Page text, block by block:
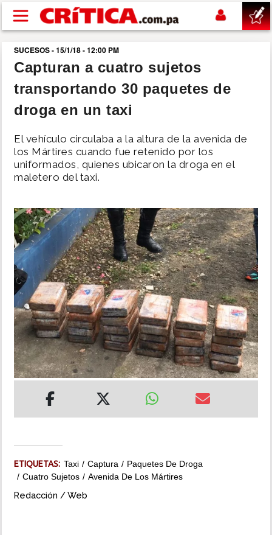
Pasar al contenido principal
buscar
SUCESOS
POLÍTICA
DEPORTES
MUNDO
INSÓLITAS
MULTIMEDIA
IMPRESO
SUCESOS - 15/1/18 - 12:00 PM
Capturan a cuatro sujetos
transportando 30 paquetes de
droga en un taxi
El vehículo circulaba a la altura de la avenida de
los Mártires cuando fue retenido por los
uniformados, quienes ubicaron la droga en el
maletero del taxi.
ETIQUETAS: Taxi Captura
Paquetes De Droga
Cuatro Sujetos
Avenida De Los Mártires
Redacción / Web